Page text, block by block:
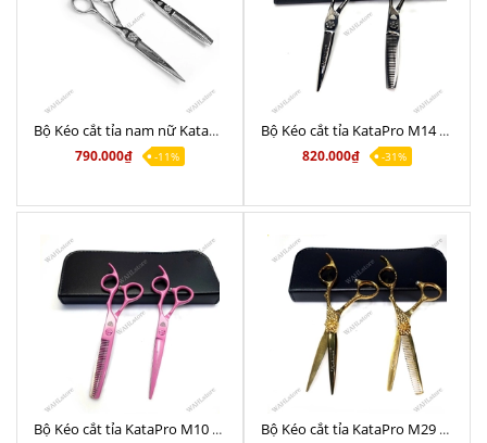
Bộ Kéo cắt tỉa nam nữ KataPro M14 Crom Chính Hãng 6.0
790.000₫
-11%
Bộ Kéo cắt tỉa KataPro M14 Black Chính Hãng
820.000₫
-31%
Bộ Kéo cắt tỉa KataPro M10 Pink Chính Hãng 6.0
Bộ Kéo cắt tỉa KataPro M29 Gold Chính Hãng 6.0